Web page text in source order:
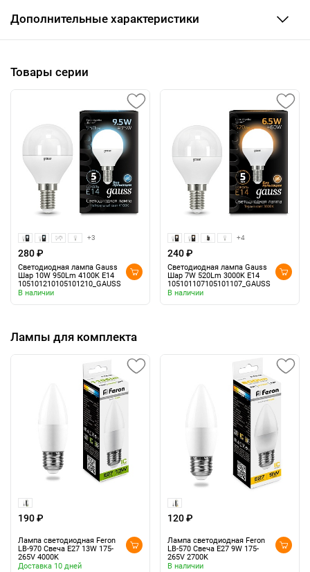
Дополнительные характеристики
Товары серии
+3
280 ₽
Светодиодная лампа Gauss
Шар 10W 950Lm 4100K E14
105101210105101210_GAUSS
В наличии
+4
240 ₽
Светодиодная лампа Gauss
Шар 7W 520Lm 3000K E14
105101107105101107_GAUSS
В наличии
Лампы для комплекта
190 ₽
Лампа светодиодная Feron
LB-970 Свеча E27 13W 175-
265V 4000K
Доставка 10 дней
120 ₽
Лампа светодиодная Feron
LB-570 Свеча E27 9W 175-
265V 2700K
В наличии